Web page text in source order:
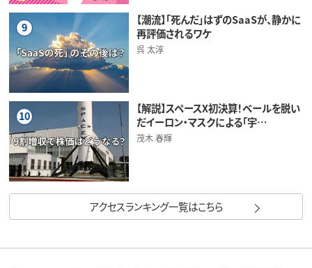
9
【潮流】「死んだ」はずのSaaSが、静かに
再評価されるワケ
呉 太淳
10
【解説】スペースX初決算！ベールを脱い
だイーロン・マスクによる「宇…
茂木 春輝
アクセスランキング一覧はこちら